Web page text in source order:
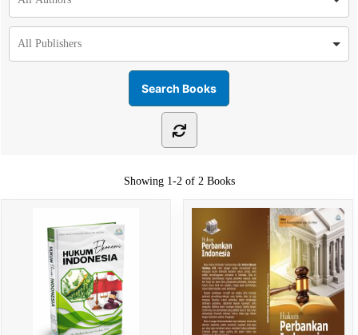
Showing 1-2 of 2Books